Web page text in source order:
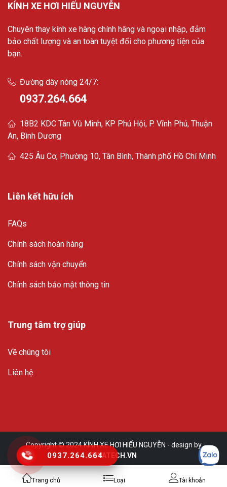
KÍNH XE HƠI HIẾU NGUYỄN
Chuyên thay kính xe hàng chính hãng và ngoại nhập, đảm
bảo chất lượng và an toàn tuyệt đối cho phương tiện của
bạn.
Đường dây nóng 24/7:
0937.264.664
18B2 KDC Tân Vũ Minh, KP Phú Hội, P. Vĩnh Phú, Thuận
An, Bình Dương
425 Âu Cơ, Phường 10, Tân Bình, Thành phố Hồ Chí Minh
Liên kết hữu ích
FAQs
Chính sách hoàn hàng
Chính sách vận chuyển
Chính sách bảo mật thông tin
Trung tâm trợ giúp
Về chúng tôi
Liên hệ
Copyright © 2024KÍNH XE HƠI HIẾU NGUYỄN - design by
TIVATECH.VN
Trang chủ Loại Tài khoản
0937.264.664